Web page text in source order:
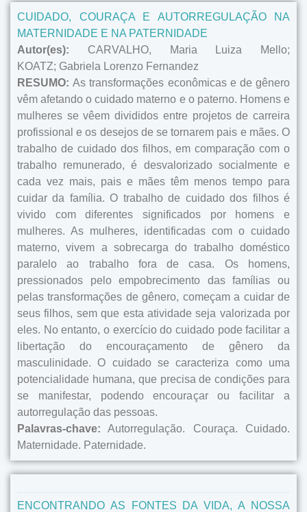
CUIDADO, COURAÇA E AUTORREGULAÇÃO NA
MATERNIDADE E NA PATERNIDADE
Autor(es): CARVALHO, Maria Luiza Mello;
KOATZ; Gabriela Lorenzo Fernandez
RESUMO:As transformações econômicas e de gênero
vêm afetando o cuidado materno e o paterno. Homens e
mulheres se vêem divididos entre projetos de carreira
profissional e os desejos de se tornarem pais e mães. O
trabalho de cuidado dos filhos, em comparação com o
trabalho remunerado, é desvalorizado socialmente e
cada vez mais, pais e mães têm menos tempo para
cuidar da família. O trabalho de cuidado dos filhos é
vivido com diferentes significados por homens e
mulheres. As mulheres, identificadas com o cuidado
materno, vivem a sobrecarga do trabalho doméstico
paralelo ao trabalho fora de casa. Os homens,
pressionados pelo empobrecimento das famílias ou
pelas transformações de gênero, começam a cuidar de
seus filhos, sem que esta atividade seja valorizada por
eles. No entanto, o exercício do cuidado pode facilitar a
libertação do encouraçamento de gênero da
masculinidade. O cuidado se caracteriza como uma
potencialidade humana, que precisa de condições para
se manifestar, podendo encouraçar ou facilitar a
autorregulação das pessoas.
Palavras-chave: Autorregulação. Couraça. Cuidado.
Maternidade. Paternidade.
ENCONTRANDO AS FONTES DA VIDA, A NOSSA